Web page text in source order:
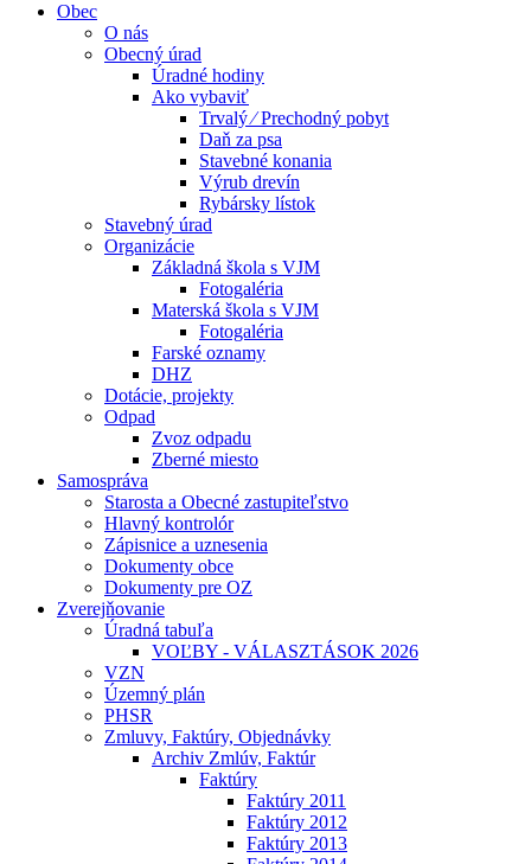
Obec
O nás
Obecný úrad
Úradné hodiny
Ako vybaviť
Trvalý ⁄ Prechodný pobyt
Daň za psa
Stavebné konania
Výrub drevín
Rybársky lístok
Stavebný úrad
Organizácie
Základná škola s VJM
Fotogaléria
Materská škola s VJM
Fotogaléria
Farské oznamy
DHZ
Dotácie, projekty
Odpad
Zvoz odpadu
Zberné miesto
Samospráva
Starosta a Obecné zastupiteľstvo
Hlavný kontrolór
Zápisnice a uznesenia
Dokumenty obce
Dokumenty pre OZ
Zverejňovanie
Úradná tabuľa
VOĽBY - VÁLASZTÁSOK 2026
VZN
Územný plán
PHSR
Zmluvy, Faktúry, Objednávky
Archiv Zmlúv, Faktúr
Faktúry
Faktúry 2011
Faktúry 2012
Faktúry 2013